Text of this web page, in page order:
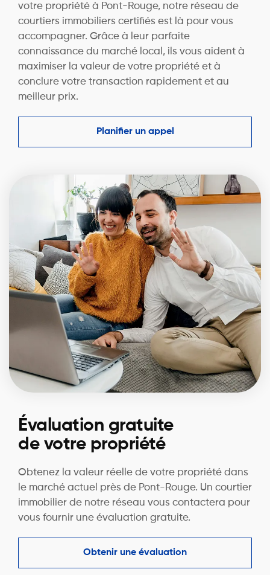
votre propriété à Pont-Rouge, notre réseau de
courtiers immobiliers certifiés est là pour vous
accompagner. Grâce à leur parfaite
connaissance du marché local, ils vous aident à
maximiser la valeur de votre propriété et à
conclure votre transaction rapidement et au
meilleur prix.
Planifier un appel
Évaluation gratuite
de votre propriété
Obtenez la valeur réelle de votre propriété dans
le marché actuel près de Pont-Rouge. Un courtier
immobilier de notre réseau vous contactera pour
vous fournir une évaluation gratuite.
Obtenir une évaluation